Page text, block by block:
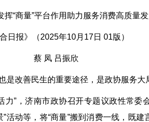
挥“商量”平台作用助力服务消费高质量
合日报》（2025年10月17日 01版）
蔡 凤 吕振欣
改善民生的重要途径，是政协服务大
力”，济南市政协召开专题议政性常委
活动等，将“商量”搬到消费一线，既